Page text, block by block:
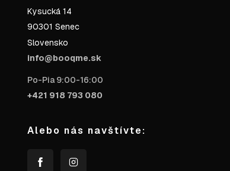
Kysucká 14
90301 Senec
Slovensko
info@booqme.sk
Po-Pia 9:00-16:00
+421 918 793 080
Alebo nás navštívte: